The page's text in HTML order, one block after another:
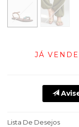
JÁ
Lista De Desejos